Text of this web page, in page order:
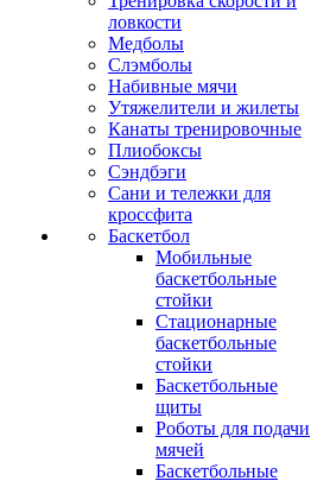
ловкости
Медболы
Слэмболы
Набивные мячи
Утяжелители и жилеты
Канаты тренировочные
Плиобоксы
Сэндбэги
Сани и тележки для
кроссфита
Баскетбол
Мобильные
баскетбольные
стойки
Стационарные
баскетбольные
стойки
Баскетбольные
щиты
Роботы для подачи
мячей
Баскетбольные